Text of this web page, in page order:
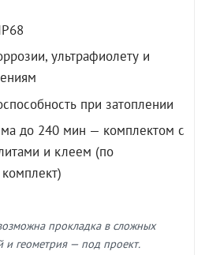
ультрафиолету и
при затоплении
до 240 мин — комплектом с
и клеем (по
прокладка в сложных
и геометрия — под проект.